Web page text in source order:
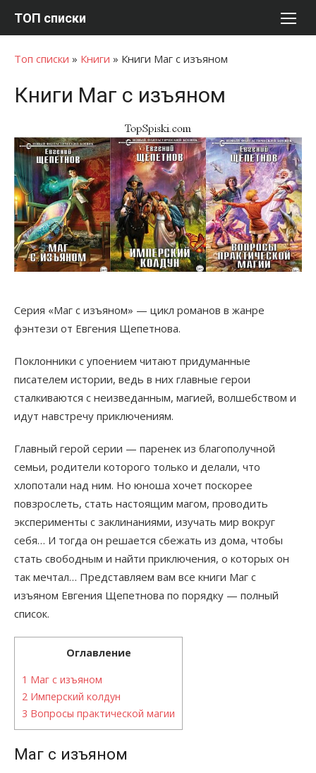
ТОП списки
Топ списки » Книги » Книги Маг с изъяном
Книги Маг с изъяном
Серия «Маг с изъяном» — цикл романов в жанре
фэнтези от Евгения Щепетнова.
Поклонники с упоением читают придуманные
писателем истории, ведь в них главные герои
сталкиваются с неизведанным, магией, волшебством и
идут навстречу приключениям.
Главный герой серии — паренек из благополучной
семьи, родители которого только и делали, что
хлопотали над ним. Но юноша хочет поскорее
повзрослеть, стать настоящим магом, проводить
эксперименты с заклинаниями, изучать мир вокруг
себя… И тогда он решается сбежать из дома, чтобы
стать свободным и найти приключения, о которых он
так мечтал… Представляем вам все книги Маг с
изъяном Евгения Щепетнова по порядку — полный
список.
Оглавление
1 Маг с изъяном
2 Имперский колдун
3 Вопросы практической магии
Маг с изъяном